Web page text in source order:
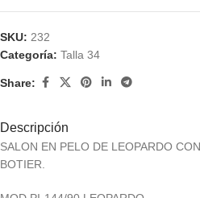
SKU: 232
Categoría: Talla 34
Share:
Descripción
SALON EN PELO DE LEOPARDO
BOTIER.